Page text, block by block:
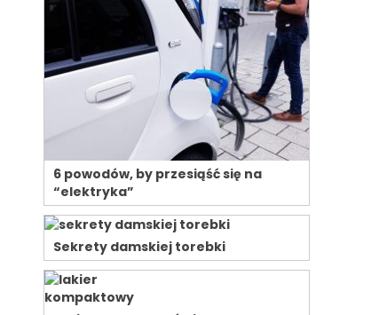
6 powodów, by przesiąść się na
“elektryka”
Sekrety damskiej torebki